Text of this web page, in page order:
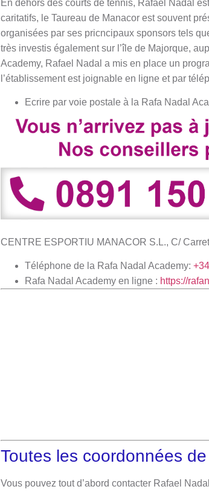
​En dehors des courts de tennis, Rafael Nadal
caritatifs, le Taureau de Manacor est souvent
organisées par ses pricncipaux sponsors tels
très investis également sur l’île de Majorque,
Academy, Rafael Nadal a mis en place un
l’établissement est joignable en ligne et par
​Ecrire par voie postale à la Rafa Nadal
CENTRE ESPORTIU MANACOR S.L., C/
Téléphone de la Rafa Nadal Academy:
Rafa Nadal Academy en ligne : https://
Toutes les coordonnées
Vous pouvez tout d’abord contacter Rafael